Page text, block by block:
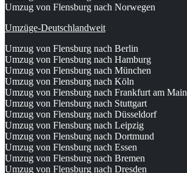
Umzug von Flensburg nach Norwegen
Umzüge-Deutschlandweit
Umzug von Flensburg nach Berlin
Umzug von Flensburg nach Hamburg
Umzug von Flensburg nach München
Umzug von Flensburg nach Köln
Umzug von Flensburg nach Frankfurt am Main
Umzug von Flensburg nach Stuttgart
Umzug von Flensburg nach Düsseldorf
Umzug von Flensburg nach Leipzig
Umzug von Flensburg nach Dortmund
Umzug von Flensburg nach Essen
Umzug von Flensburg nach Bremen
Umzug von Flensburg nach Dresden